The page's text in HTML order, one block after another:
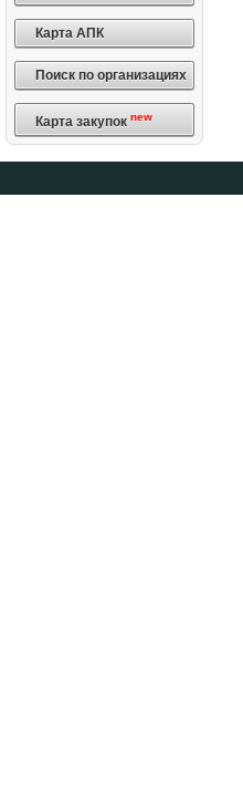
Карта АПК
Поиск по организациях
Карта закупок new